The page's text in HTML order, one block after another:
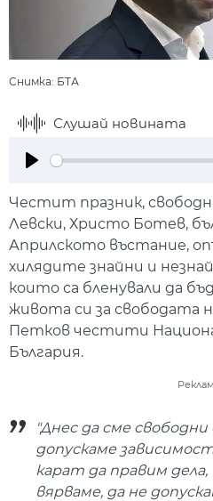
Снимка: БТА
Слушай новината
Честит празник,
Левски, Христо Ботев,
Априлското въстание,
хилядите знайни и
които са бленували да
живота си за свободата
Петков честити
България.
"Днес да сме свободни
допускаме
карат да правим
вярваме, да не